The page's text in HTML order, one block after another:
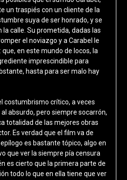
un traspiés con un cliente de la
suya de ser honrado, y se
calle. Su prometida, dadas las
el noviazgo y a Carabel le
en este mundo de locos, la
imprescindible para
hasta para ser malo hay
costumbrismo crítico, a veces
absurdo, pero siempre socarrón,
totalidad de las mejores obras
Es verdad que el film va de
es bastante tópico, algo en
que ver la siempre pía censura
es cierto que la primera parte de
todo lo que en ella tiene que ver